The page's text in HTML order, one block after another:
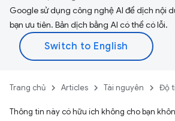
Google sử dụng công nghệ AI để dịch nội
bạn ưu tiên. Bản dịch bằng AI có thể có lỗi.
Trang chủ Articles Tài nguyên Độ
Thông tin này có hữu ích không cho bạn